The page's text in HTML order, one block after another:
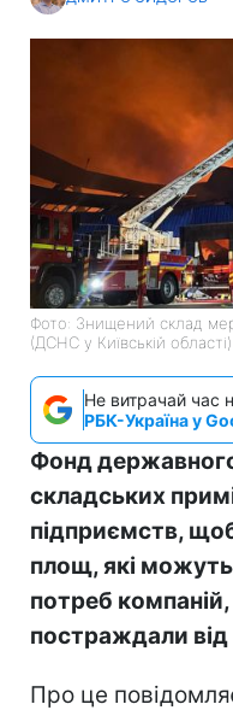
Фото: Знищений склад
(ДСНС у Київській області)
Не витрачай час
РБК-Україна у
Фонд
складських
підприємств,
площ, які
потреб
постраждали від
Про це